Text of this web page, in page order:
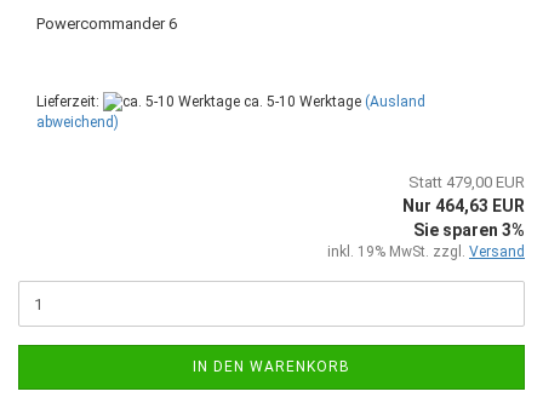
Powercommander 6
Lieferzeit: ca. 5-10 Werktage (Ausland
abweichend)
Statt 479,00 EUR
Nur 464,63 EUR
Sie sparen 3%
inkl. 19% MwSt. zzgl. Versand
IN DEN WARENKORB